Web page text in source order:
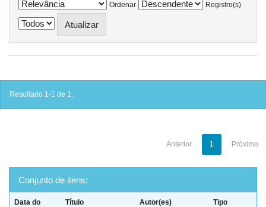
Ordenar
Registro(s)
Resultado 1-1 de 1.
Anterior 1 Próximo
Conjunto de itens:
Data do
Título Autor(es) Tipo